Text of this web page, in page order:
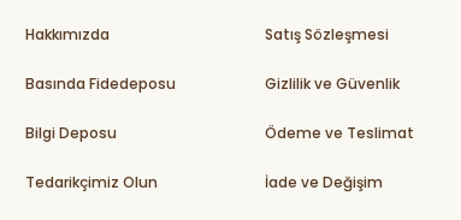
Hakkımızda
Basında Fidedeposu
Bilgi Deposu
Tedarikçimiz Olun
Satış Sözleşmesi
Gizlilik ve Güvenlik
Ödeme ve Teslimat
İade ve Değişim